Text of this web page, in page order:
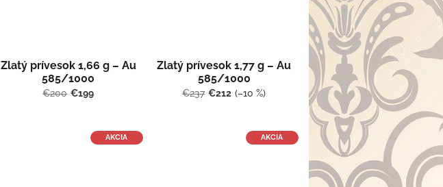
Zlatý prívesok 1,66 g – Au
585/1000
€200 €199
Zlatý prívesok 1,77 g – Au
585/1000
€237 €212 (–10 %)
AKCIA AKCIA